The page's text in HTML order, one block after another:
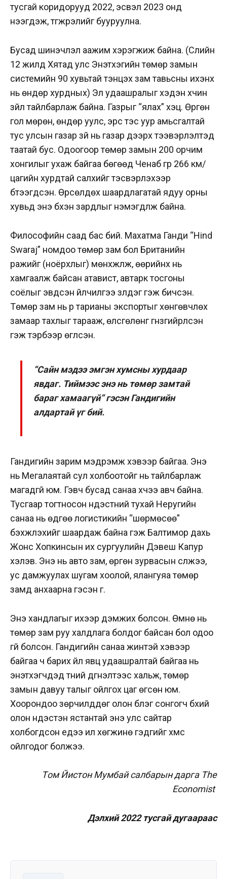
тусгай коридорууд 2022, эсвэл 2023 онд
нээгдэж, түгжрэлийг бууруулна.
Бусад шинэчлэл аажим хэрэгжиж байна. (Сүүлийн
12 жилд Хятад улс Энэтхэгийн төмөр замын
системийн 90 хувьтай тэнцэх зам тавьсны ихэнх
нь өндөр хурдных) Эл удаашралыг хэдэн хүчин
зүйл тайлбарлаж байна. Газрыг “ялах” хэцүү. Өргөн
гол мөрөн, өндөр уулс, эрс тэс уур амьсгалтай
тус улсын газар зүй нь газар дээрх тээвэрлэлтэд
таатай бус. Одоогоор төмөр замын 200 орчим
хонгилыг ухаж байгаа бөгөөд Ченаб гүүр 266 км/
цагийн хурдтай салхийг тэсвэрлэхээр
бүтээгдсэн. Өрсөлдөх шаардлагатай ядуу орны
хувьд энэ бүхэн зардлыг нэмэгдүүлж байна.
Философийн саад бас бий. Махатма Ганди “Hind
Swaraj” номдоо төмөр зам бол Британийн
ражийг (ноёрхлыг) мөнхжүүлж, өөрийнх нь
хамгаалж байсан атавист, автарк тосгоны
соёлыг эвдсэн үйлчилгээ үзүүлдэг гэж бичсэн.
Төмөр зам нь үр тарианы экспортыг хөнгөвчлөх
замаар тахлыг тарааж, өлсгөлөнг гүнзгийрүүлсэн
гэж тэрбээр өгүүлсэн.
“Сайн мэдээ эмгэн хумсны хурдаар
явдаг. Тиймээс энэ нь төмөр замтай
бараг хамаагүй” гэсэн Гандигийн
алдартай үг бий.
Гандигийн зарим мэдрэмж хэвээр байгаа. Энэ
нь Мегалаятай сул холбоотойг нь тайлбарлаж
магадгүй юм. Гэвч бусад санаа хүчээ авч байна.
Тусгаар тогтносон үндэстний тухай Неругийн
санаа нь өдгөө логистикийн “шөрмөсөө”
бэхжүүлэхийг шаардаж байна гэж Балтимор дахь
Жонс Хопкинсын их сургуулийн Дэвеш Капур
хэлэв. Энэ нь авто зам, өргөн зурвасын сүлжээ,
ус дамжуулах шугам хоолой, ялангуяа төмөр
замд анхаарна гэсэн үг.
Энэ хандлагыг ихээр дэмжих болсон. Өмнө нь
төмөр зам руу халдлага болдог байсан бол одоо
үгүй болсон. Гандигийн санаа жинтэй хэвээр
байгаа ч барих үйл явц удаашралтай байгаа нь
энэтхэгчүүдэд түүний дүгнэлтээс хальж, төмөр
замын давуу талыг ойлгох цаг өгсөн юм.
Хоорондоо зөрчилддөг олон бүлэг сонгогч бүхий
олон үндэстэн ястантай энэ улс сайтар
холбогдсон үедээ илүү хөгжинө гэдгийг хүмүүс
ойлгодог болжээ.
Тoм Йистон Мумбай салбарын дарга Тhe
Еconomist
Дэлхий 2022 тусгай дугаараас